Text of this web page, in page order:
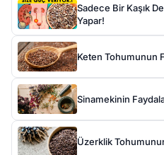
Sadece Bir Kaşık
Yapar!
Keten Tohumunun
Sinamekinin
Üzerklik